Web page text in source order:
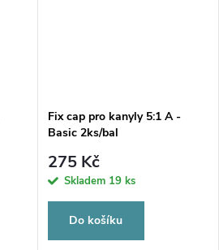
Fix cap pro kanyly 5:1 A -
Basic 2ks/bal
275 Kč
Skladem 19 ks
Do košíku